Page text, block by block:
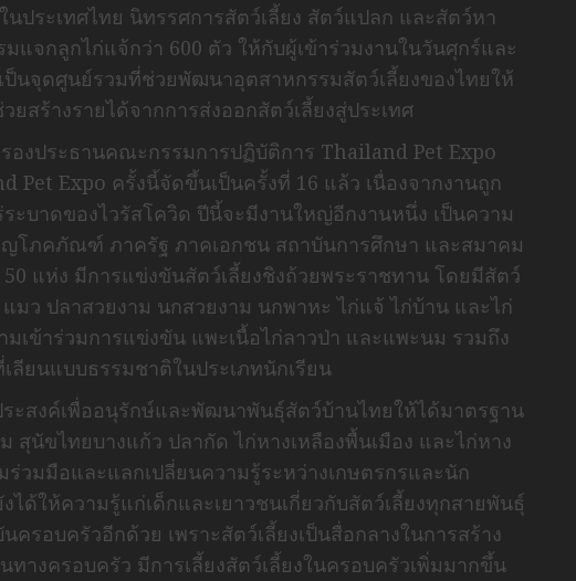
ประเทศไทย นิทรรศการสัตว์เลี้ยง สัตว์แปลก และสัตว์หา
แจกลูกไก่แจ้กว่า 600 ตัว ให้กับผู้เข้าร่วมงานในวันศุกร์และ
ป็นจุดศูนย์รวมที่ช่วยพัฒนาอุตสาหกรรมสัตว์เลี้ยงของไทยให้
สร้างรายได้จากการส่งออกสัตว์เลี้ยงสู่ประเทศ
องประธานคณะกรรมการปฏิบัติการ Thailand Pet Expo
Pet Expo ครั้งนี้จัดขึ้นเป็นครั้งที่ 16 แล้ว เนื่องจากงานถูก
ระบาดของไวรัสโควิด ปีนี้จะมีงานใหญ่อีกงานหนึ่ง เป็นความ
ญโภคภัณฑ์ ภาครัฐ ภาคเอกชน สถาบันการศึกษา และสมาคม
แห่ง มีการแข่งขันสัตว์เลี้ยงชิงถ้วยพระราชทาน โดยมีสัตว์
แมว ปลาสวยงาม นกสวยงาม นกพาหะ ไก่แจ้ ไก่บ้าน และไก่
มเข้าร่วมการแข่งขัน แพะเนื้อไก่ลาวป่า และแพะนม รวมถึง
ลียนแบบธรรมชาติในประเภทนักเรียน
ะสงค์เพื่ออนุรักษ์และพัฒนาพันธุ์สัตว์บ้านไทยให้ได้มาตรฐาน
สุนัขไทยบางแก้ว ปลากัด ไก่หางเหลืองพื้นเมือง และไก่หาง
วมมือและแลกเปลี่ยนความรู้ระหว่างเกษตรกรและนัก
ได้ให้ความรู้แก่เด็กและเยาวชนเกี่ยวกับสัตว์เลี้ยงทุกสายพันธุ์
ครอบครัวอีกด้วย เพราะสัตว์เลี้ยงเป็นสื่อกลางในการสร้าง
างครอบครัว มีการเลี้ยงสัตว์เลี้ยงในครอบครัวเพิ่มมากขึ้น